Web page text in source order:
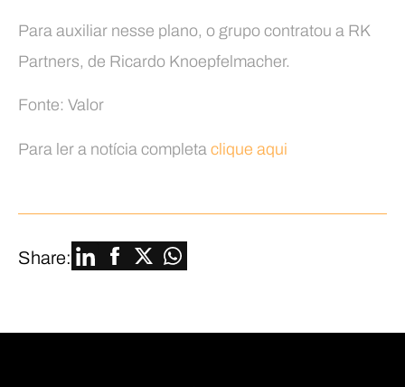
Para auxiliar nesse plano, o grupo contratou a RK
Partners, de Ricardo Knoepfelmacher.
Fonte: Valor
Para ler a notícia completa clique aqui
Share: